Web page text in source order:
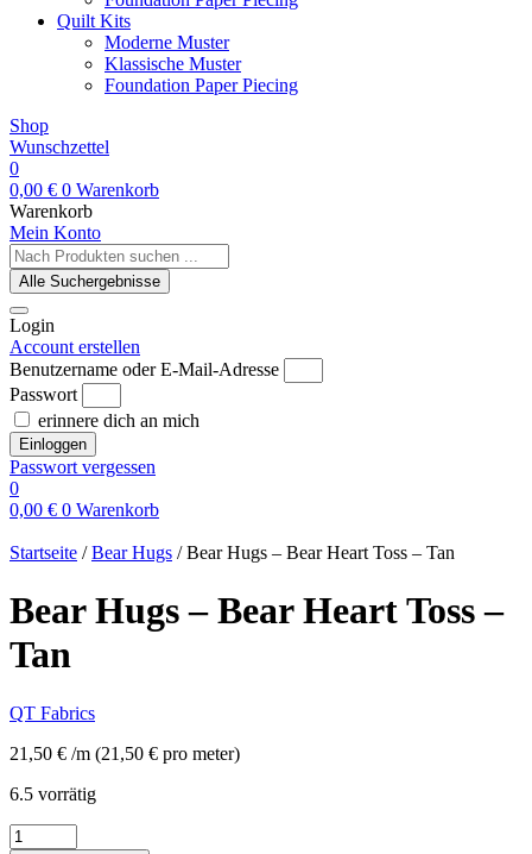
Quilt Kits
Moderne Muster
Klassische Muster
Foundation Paper Piecing
Shop
Wunschzettel
0
0,00 € 0 Warenkorb
Warenkorb
Mein Konto
Search
...Alle Suchergebnisse
Login
Account erstellen
Benutzername oder E-Mail-Adresse
Passwort
erinnere dich an mich
Einloggen
Passwort vergessen
0
0,00 € 0 Warenkorb
Startseite /Bear Hugs / Bear Hugs – Bear Heart Toss – Tan
Bear Hugs – Bear Heart Toss –
Tan
QT Fabrics
21,50 € /m (21,50 € pro meter)
6.5 vorrätig
Bear